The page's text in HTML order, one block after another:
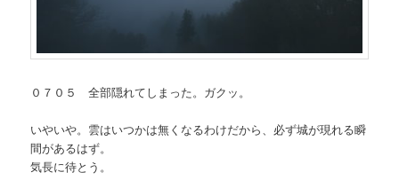
０７０５ 全部隠れてしまった。ガクッ。
いやいや。雲はいつかは無くなるわけだから、必ず城が現れる瞬
間があるはず。
気長に待とう。